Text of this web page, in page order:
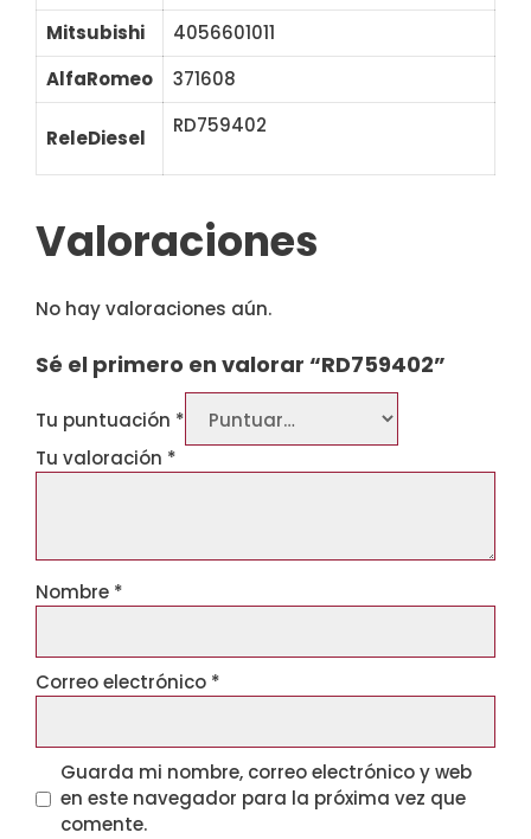
Mitsubishi
4056601011
AlfaRomeo
371608
ReleDiesel
RD759402
Valoraciones
No hay valoraciones aún.
Sé el primero en valorar “RD759402”
Tu puntuación *
Tu valoración *
Nombre *
Correo electrónico *
Guarda mi nombre, correo electrónico y web
en este navegador para la próxima vez que
comente.